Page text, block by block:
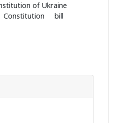
of Ukraine
Constitution bill